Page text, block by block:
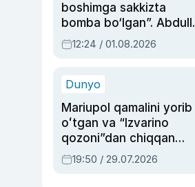
boshimga sakkizta
bomba bo‘lgan”.
Oripovni siyosiy
ayblovlardan asrab
12:24 / 01.08.2026
Dunyo
Mariupol qamalini yorib
oʻtgan va “Izvarino
qozoni”dan chiqqan
qahramon — Ukraina
armiyasi bosh
19:50 / 29.07.2026